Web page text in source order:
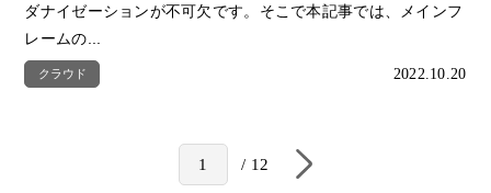
ダナイゼーションが不可欠です。そこで本記事では、メインフ
レームの...
クラウド 2022.10.20
1 12